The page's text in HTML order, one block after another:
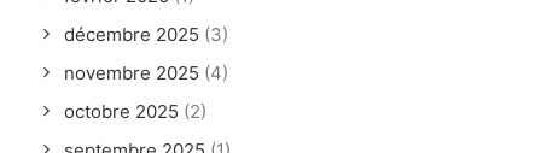
décembre 2025 (3)
novembre 2025 (4)
octobre 2025 (2)